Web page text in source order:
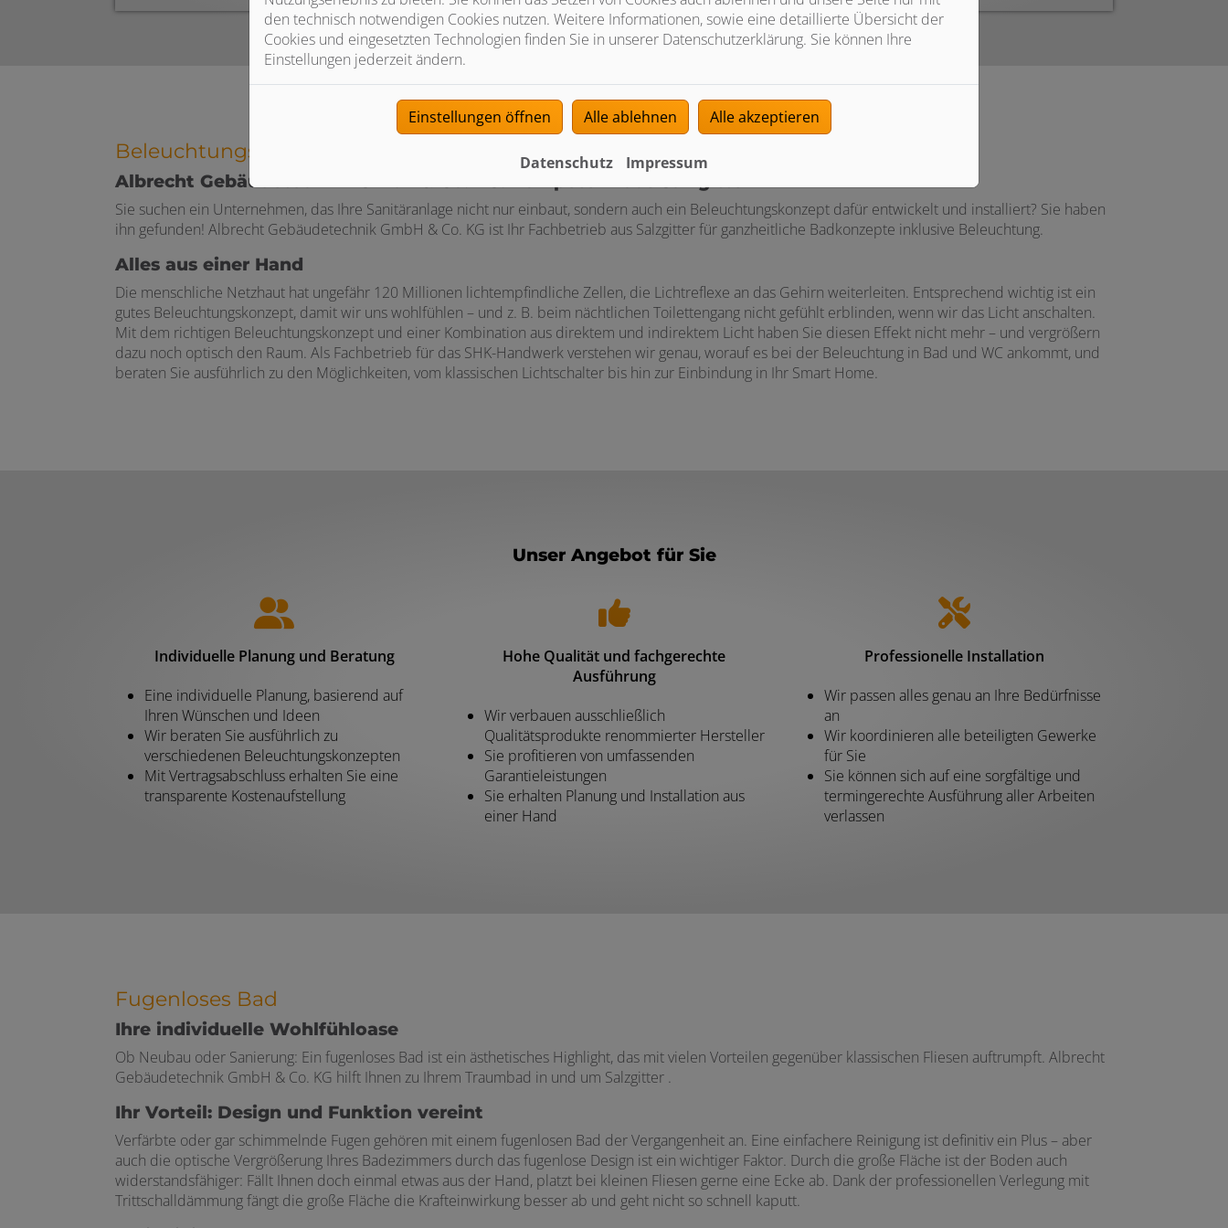
Beleuchtungstechnik für Bad und Co.
Albrecht Gebäudetechnik GmbH & Co. KG: Kompetenz aus Salzgitter
Sie suchen ein Unternehmen, das Ihre Sanitäranlage nicht nur einbaut, sondern auch ein Beleuchtungskonzept dafür entwickelt und installiert? Sie haben
ihn gefunden! Albrecht Gebäudetechnik GmbH & Co. KG ist Ihr Fachbetrieb aus Salzgitter für ganzheitliche Badkonzepte inklusive Beleuchtung.
Alles aus einer Hand
Die menschliche Netzhaut hat ungefähr 120 Millionen lichtempfindliche Zellen, die Lichtreflexe an das Gehirn weiterleiten. Entsprechend wichtig ist ein
gutes Beleuchtungskonzept, damit wir uns wohlfühlen – und z. B. beim nächtlichen Toilettengang nicht gefühlt erblinden, wenn wir das Licht anschalten.
Mit dem richtigen Beleuchtungskonzept und einer Kombination aus direktem und indirektem Licht haben Sie diesen Effekt nicht mehr – und vergrößern
dazu noch optisch den Raum. Als Fachbetrieb für das SHK-Handwerk verstehen wir genau, worauf es bei der Beleuchtung in Bad und WC ankommt, und
beraten Sie ausführlich zu den Möglichkeiten, vom klassischen Lichtschalter bis hin zur Einbindung in Ihr Smart Home.
Unser Angebot für Sie
Individuelle Planung und Beratung
Eine individuelle Planung, basierend auf
Ihren Wünschen und Ideen
Wir beraten Sie ausführlich zu
verschiedenen Beleuchtungskonzepten
Mit Vertragsabschluss erhalten Sie eine
transparente Kostenaufstellung
Hohe Qualität und fachgerechte
Ausführung
Wir verbauen ausschließlich
Qualitätsprodukte renommierter Hersteller
Sie profitieren von umfassenden
Garantieleistungen
Sie erhalten Planung und Installation aus
einer Hand
Professionelle Installation
Wir passen alles genau an Ihre Bedürfnisse
an
Wir koordinieren alle beteiligten Gewerke
für Sie
Sie können sich auf eine sorgfältige und
termingerechte Ausführung aller Arbeiten
verlassen
Fugenloses Bad
Ihre individuelle Wohlfühloase
Ob Neubau oder Sanierung: Ein fugenloses Bad ist ein ästhetisches Highlight, das mit vielen Vorteilen gegenüber klassischen Fliesen auftrumpft. Albrecht
Gebäudetechnik GmbH & Co. KG hilft Ihnen zu Ihrem Traumbad in und um Salzgitter .
Ihr Vorteil: Design und Funktion vereint
Verfärbte oder gar schimmelnde Fugen gehören mit einem fugenlosen Bad der Vergangenheit an. Eine einfachere Reinigung ist definitiv ein Plus – aber
auch die optische Vergrößerung Ihres Badezimmers durch das fugenlose Design ist ein wichtiger Faktor. Durch die große Fläche ist der Boden auch
widerstandsfähiger: Fällt Ihnen doch einmal etwas aus der Hand, platzt bei kleinen Fliesen gerne eine Ecke ab. Dank der professionellen Verlegung mit
Trittschalldämmung fängt die große Fläche die Krafteinwirkung besser ab und geht nicht so schnell kaputt.
den technisch notwendigen Cookies nutzen. Weitere Informationen, sowie eine detaillierte Übersicht der
Cookies und eingesetzten Technologien finden Sie in unserer Datenschutzerklärung. Sie können Ihre
Einstellungen jederzeit ändern.
Einstellungen öffnen Alle ablehnen Alle akzeptieren
Datenschutz Impressum